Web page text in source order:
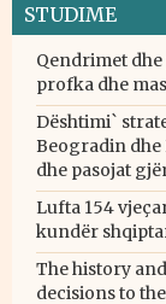
STUDIME
Qendrimet
profka dhe
Dështimi`
Beogradin dhe
dhe pasojat
Lufta 154
kundër
The history
decisions to